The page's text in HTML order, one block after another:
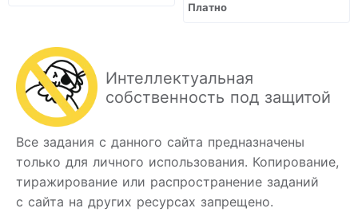
Платно
Интеллектуальная
собственность под защитой
Все задания с данного сайта предназначены
только для личного использования. Копирование,
тиражирование или распространение заданий
с сайта на других ресурсах запрещено.